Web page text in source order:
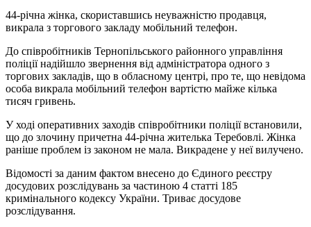
44-річна жінка, скориставшись неуважністю продавця,
викрала з торгового закладу мобільний телефон.
До співробітників Тернопільського районного управління
поліції надійшло звернення від адміністратора одного з
торгових закладів, що в обласному центрі, про те, що невідома
особа викрала мобільний телефон вартістю майже кілька
тисяч гривень.
У ході оперативних заходів співробітники поліції встановили,
що до злочину причетна 44-річна жителька Теребовлі. Жінка
раніше проблем із законом не мала. Викрадене у неї вилучено.
Відомості за даним фактом внесено до Єдиного реєстру
досудових розслідувань за частиною 4 статті 185
кримінального кодексу України. Триває досудове
розслідування.